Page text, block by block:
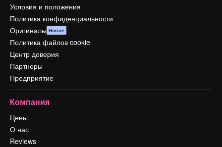
Условия и положения
Политика конфиденциальности
Оригиналы Новое
Политика файлов cookie
Центр доверия
Партнеры
Предприятие
Компания
Цены
О нас
Reviews